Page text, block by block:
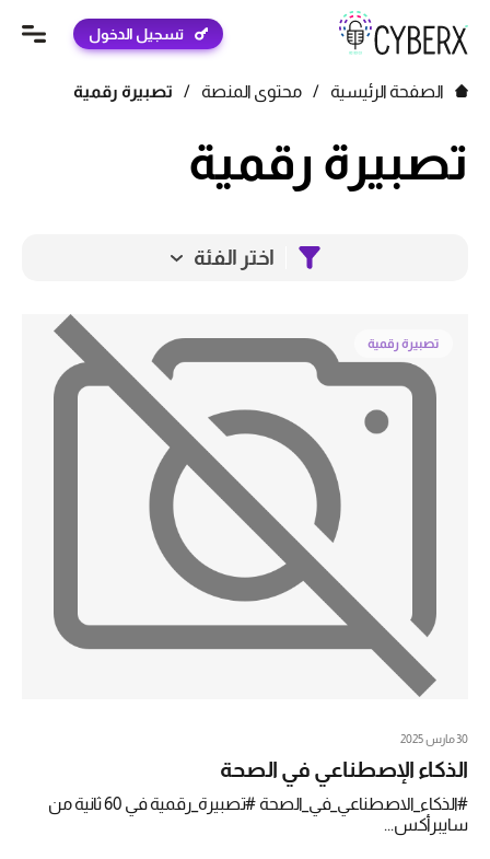
تسجيل الدخول
الصفحة الرئيسية / محتوى المنصة / تصبيرة رقمية
تصبيرة رقمية
اختر الفئة
تصبيرة رقمية
30 مارس 2025
الذكاء الإصطناعي في الصحة
#الذكاء_الاصطناعي_في_الصحة #تصبيرة_رقمية في 60 ثانية من
سايبرأكس...